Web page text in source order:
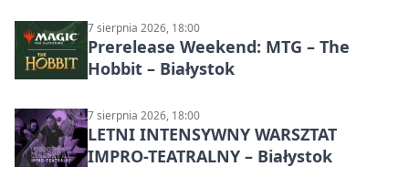
7 sierpnia 2026, 18:00
Prerelease Weekend: MTG – The
Hobbit – Białystok
7 sierpnia 2026, 18:00
LETNI INTENSYWNY WARSZTAT
IMPRO-TEATRALNY – Białystok